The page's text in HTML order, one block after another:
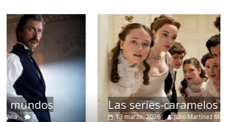
Las series-caramelos de Shondaland
13 marzo, 2026 Julio Martínez Molina 0